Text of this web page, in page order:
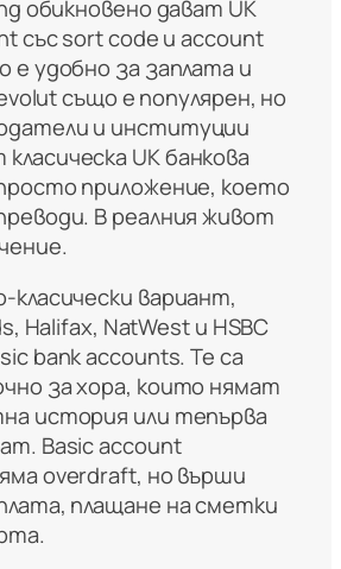
обикновено дават UK
със sort code и account
е удобно за заплата и
също е популярен, но
и институции
UK банкова
приложение, което
В реалния живот
класически вариант,
Halifax, NatWest и HSBC
bank accounts. Те са
за хора, които нямат
история или тепърва
Basic account
overdraft, но върши
плащане на сметки